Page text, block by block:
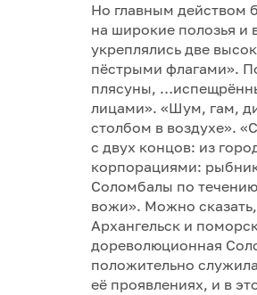
Но главным действом
на широкие полозья
укреплялись две
пёстрыми флагами».
плясуны,
лицами». «Шум, гам,
столбом в воздухе».
с двух концов: из
корпорациями:
Соломбалы по
вожи». Можно
Архангельск и
дореволюционная
положительно
её проявлениях, и в